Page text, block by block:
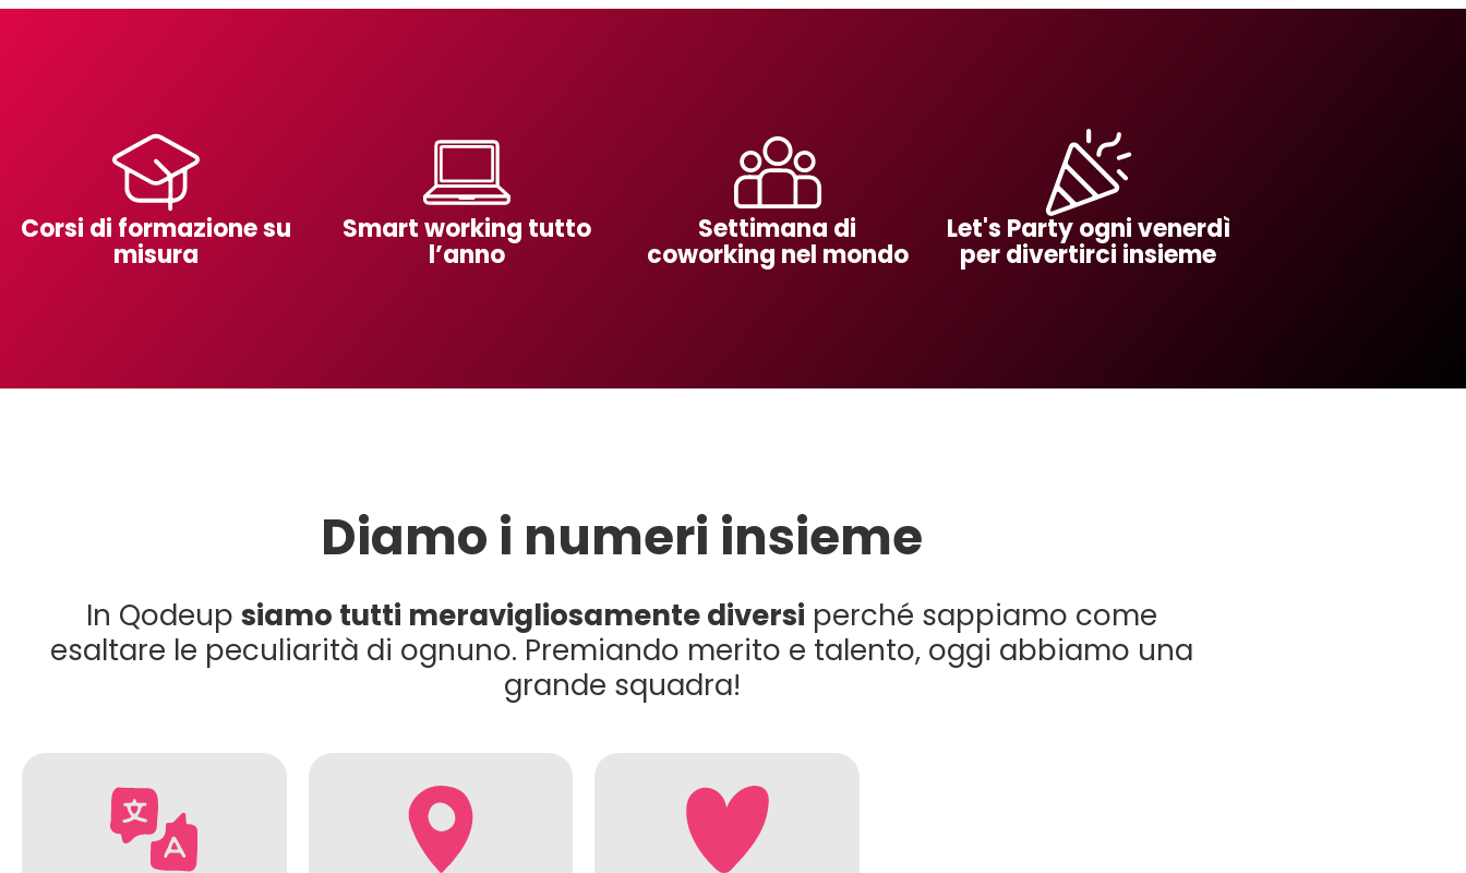
Corsi di formazione su
misura
Smart working tutto
l’anno
Settimana di
coworking nel mondo
Let's Party ogni venerdì
per divertirci insieme
Diamo i numeri insieme
In Qodeup siamo tutti meravigliosamente diversi perché sappiamo come
esaltare le peculiarità di ognuno. Premiando merito e talento, oggi abbiamo una
grande squadra!